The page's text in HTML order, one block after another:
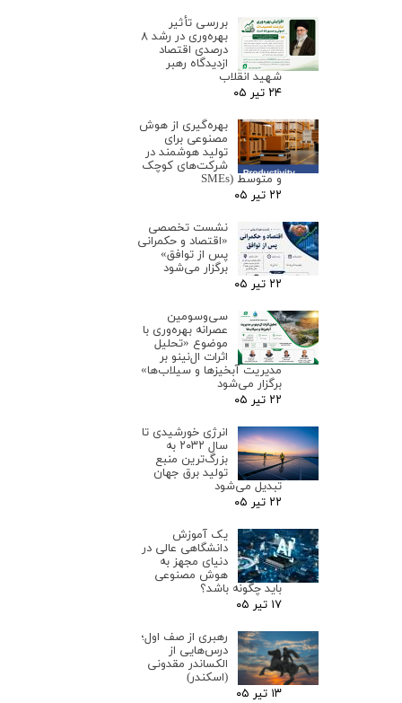
بررسی تأثیر
بهره‌وری در رشد ۸
درصدی اقتصاد
ازدیدگاه رهبر
شهید انقلاب
۲۴ تیر ۰۵
بهره‌گیری از هوش
مصنوعی برای
تولید هوشمند در
شرکت‌های کوچک
و متوسط (SMEs
۲۲ تیر ۰۵
نشست تخصصی
«اقتصاد و حکمرانی
پس از توافق»
برگزار می‌شود
۲۲ تیر ۰۵
سی‌وسومین
عصرانه بهره‌وری با
موضوع «تحلیل
اثرات ال‌نینو بر
مدیریت آبخیزها و سیلاب‌ها»
برگزار می‌شود
۲۲ تیر ۰۵
انرژی خورشیدی تا
سال ۲۰۳۲ به
بزرگ‌ترین منبع
تولید برق جهان
تبدیل می‌شود
۲۲ تیر ۰۵
یک آموزش
دانشگاهی عالی در
دنیای مجهز به
هوش مصنوعی
باید چگونه باشد؟
۱۷ تیر ۰۵
رهبری از صف اول؛
درس‌هایی از
الکساندر مقدونی
(اسکندر)
۱۳ تیر ۰۵